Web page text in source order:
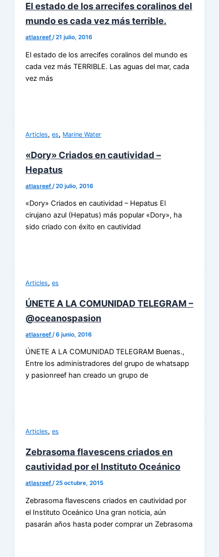
El estado de los arrecifes coralinos del
mundo es cada vez más terrible.
atlasreef/21 julio, 2016
El estado de los arrecifes coralinos del mundo es
cada vez más TERRIBLE. Las aguas del mar, cada
vez más
Articles,es, Marine Water
«Dory» Criados en cautividad –
Hepatus
atlasreef /20 julio, 2016
«Dory» Criados en cautividad – Hepatus El
cirujano azul (Hepatus) más popular «Dory», ha
sido criado con éxito en cautividad
Articles,es
ÚNETE A LA COMUNIDAD TELEGRAM –
@oceanospasion
atlasreef/6 junio, 2016
ÚNETE A LA COMUNIDAD TELEGRAM Buenas.,
Entre los administradores del grupo de whatsapp
y pasionreef han creado un grupo de
Articles,es
Zebrasoma flavescens criados en
cautividad por el Instituto Oceánico
atlasreef/25 octubre, 2015
Zebrasoma flavescens criados en cautividad por
el Instituto Oceánico Una gran noticia, aún
pasarán años hasta poder comprar un Zebrasoma